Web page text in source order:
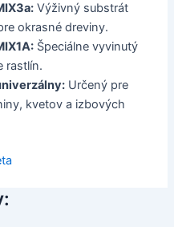
Výživný substrát
okrasné dreviny.
Špeciálne vyvinutý
rastlín.
Určený pre
kvetov a izbových